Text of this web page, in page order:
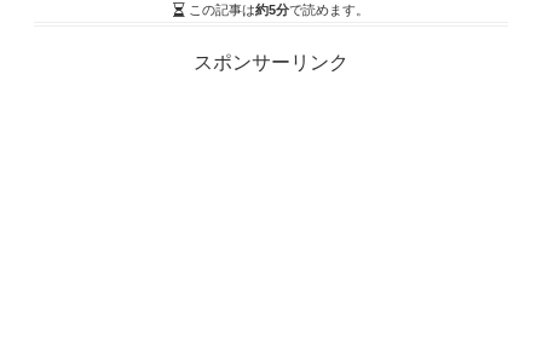
この記事は約5分で読めます。
スポンサーリンク